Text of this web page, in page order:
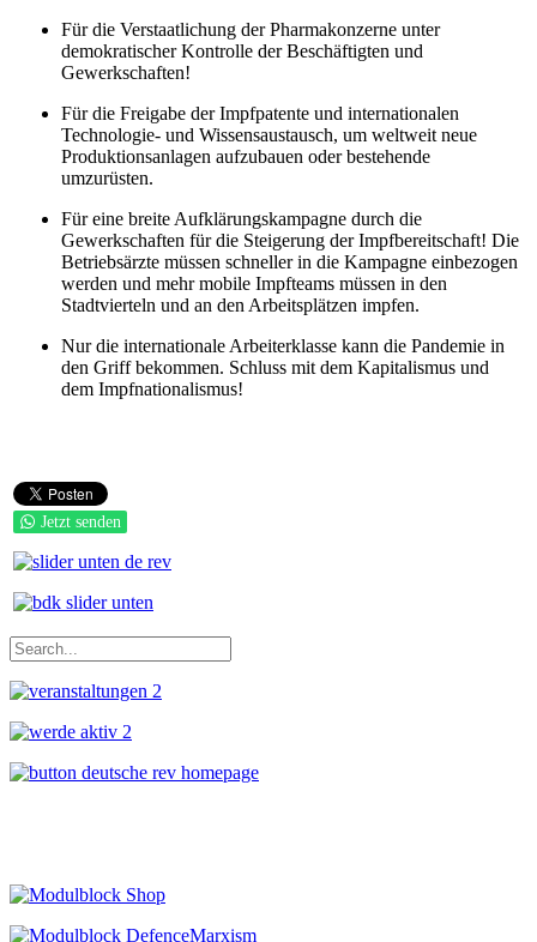
Für die Verstaatlichung der Pharmakonzerne unter
demokratischer Kontrolle der Beschäftigten und
Gewerkschaften!
Für die Freigabe der Impfpatente und internationalen
Technologie- und Wissensaustausch, um weltweit neue
Produktionsanlagen aufzubauen oder bestehende
umzurüsten.
Für eine breite Aufklärungskampagne durch die
Gewerkschaften für die Steigerung der Impfbereitschaft! Die
Betriebsärzte müssen schneller in die Kampagne einbezogen
werden und mehr mobile Impfteams müssen in den
Stadtvierteln und an den Arbeitsplätzen impfen.
Nur die internationale Arbeiterklasse kann die Pandemie in
den Griff bekommen. Schluss mit dem Kapitalismus und
dem Impfnationalismus!
Jetzt senden